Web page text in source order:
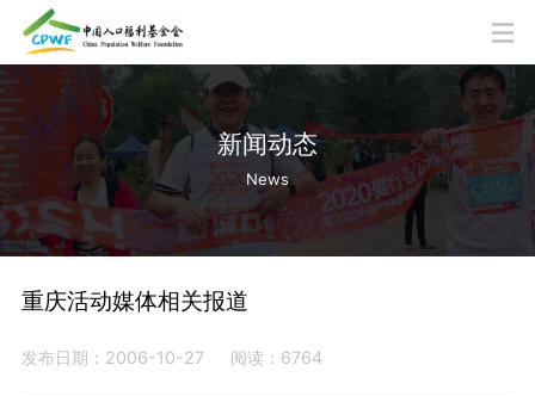
新闻动态
News
重庆活动媒体相关报道
发布日期：2006-10-27 阅读：6764